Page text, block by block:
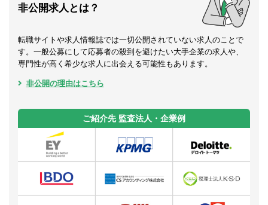
非公開求人とは？
転職サイトや求人情報誌では一切公開されていない求人のことで
す。一般公募にして応募者の殺到を避けたい大手企業の求人や、
専門性が高く希少な求人に出会える可能性もあります。
非公開の理由はこちら
ご紹介先 監査法人・企業例